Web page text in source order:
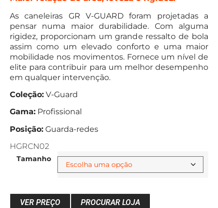
As caneleiras GR V-GUARD foram projetadas a
pensar numa maior durabilidade. Com alguma
rigidez, proporcionam um grande ressalto de bola
assim como um elevado conforto e uma maior
mobilidade nos movimentos. Fornece um nível de
elite para contribuir para um melhor desempenho
em qualquer intervenção.
Coleção: V-Guard
Gama: Profissional
Posição: Guarda-redes
HGRCN02
Tamanho
VER PREÇO PROCURAR LOJA